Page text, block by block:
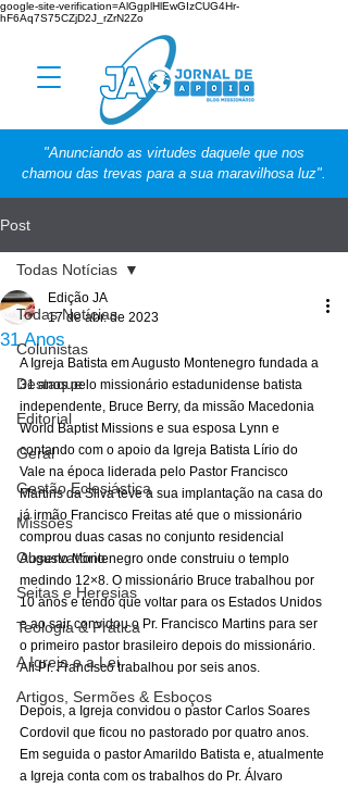
google-site-verification=AlGgplHlEwGIzCUG4Hr-
hF6Aq7S75CZjD2J_rZrN2Zo
"Anunciando as virtudes daquele que nos
chamou das trevas para a sua maravilhosa luz".
Post
Todas Notícias
Colunistas
Destaque
Editorial
Geral
Gestão Eclesiástica
Missões
Observatório
Seitas e Heresias
Teologia & Prática
A Igreja e a Lei
Artigos, Sermões & Esboços
Todas Notícias
31 Anos
Edição JA
17 de abr. de 2023
A Igreja Batista em Augusto Montenegro fundada a
31 anos pelo missionário estadunidense batista
independente, Bruce Berry, da missão Macedonia
World Baptist Missions e sua esposa Lynn e
contando com o apoio da Igreja Batista Lírio do
Vale na época liderada pelo Pastor Francisco
Martins da Silva teve a sua implantação na casa do
já irmão Francisco Freitas até que o missionário
comprou duas casas no conjunto residencial
Augusto Montenegro onde construiu o templo
medindo 12×8. O missionário Bruce trabalhou por
10 anos e tendo que voltar para os Estados Unidos
e ao sair convidou o Pr. Francisco Martins para ser
o primeiro pastor brasileiro depois do missionário.
Ali Pr. Francisco trabalhou por seis anos.
Depois, a Igreja convidou o pastor Carlos Soares
Cordovil que ficou no pastorado por quatro anos.
Em seguida o pastor Amarildo Batista e, atualmente
a Igreja conta com os trabalhos do Pr. Álvaro